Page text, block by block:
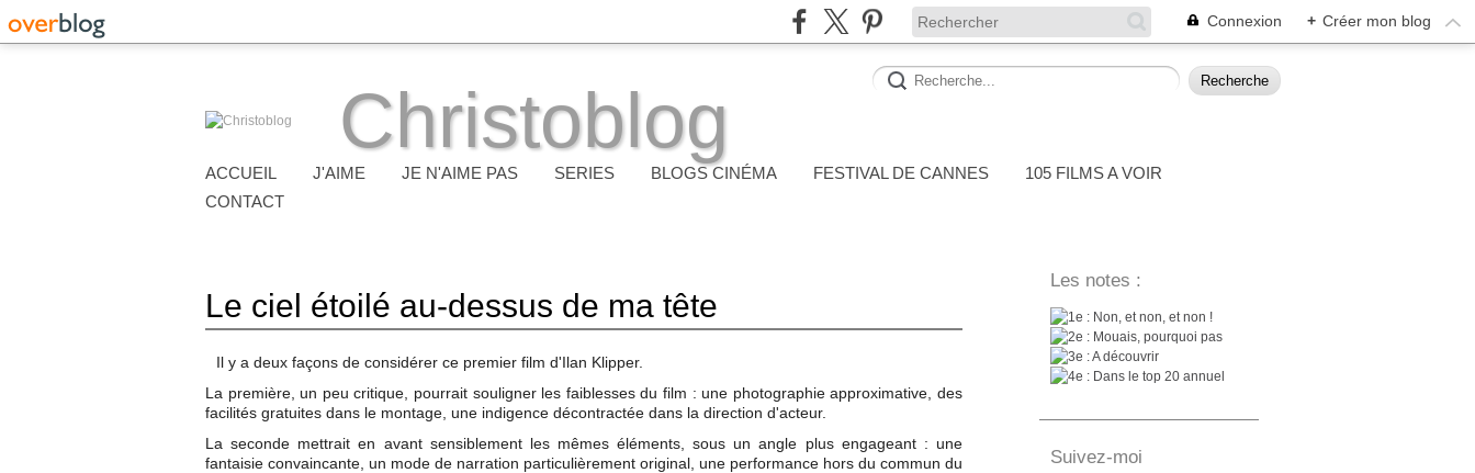
Connexion + Créer mon blog
Christoblog
ACCUEIL J'AIME JE N'AIME PAS SERIES BLOGS CINÉMA FESTIVAL DE CANNES
105 FILMS A VOIR
CONTACT
Le ciel étoilé au-dessus de ma tête
Il y a deux façons de considérer ce premier film d'Ilan Klipper.
La première, un peu critique, pourrait souligner les faiblesses du film : une photographie approximative, des
facilités gratuites dans le montage, une indigence décontractée dans la direction d'acteur.
La seconde mettrait en avant sensiblement les mêmes éléments, sous un angle plus engageant : une
fantaisie convaincante, un mode de narration particulièrement original, une performance hors du commun du
Les notes :
: Non, et non, et non !
: Mouais, pourquoi pas
: A découvrir
: Dans le top 20 annuel
Suivez-moi